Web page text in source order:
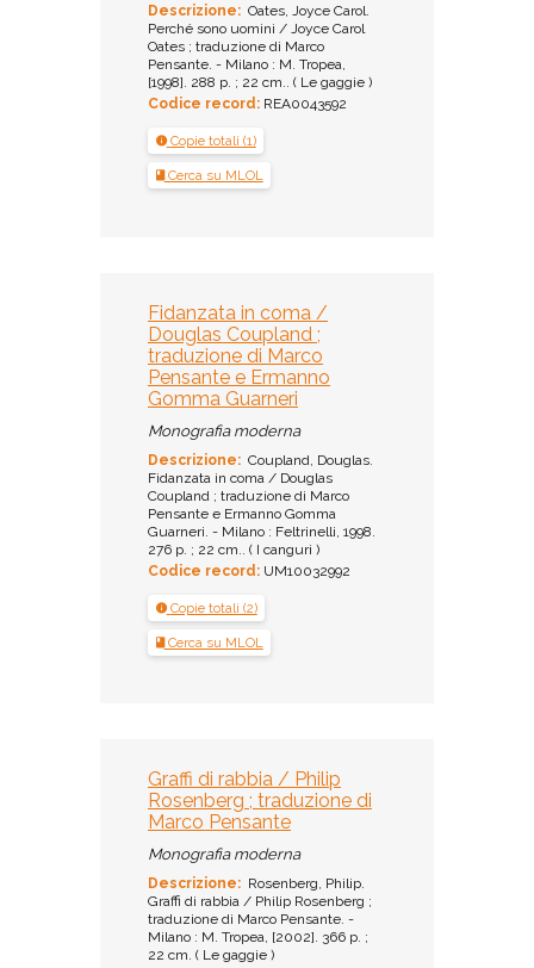
Descrizione: Oates, Joyce Carol.
Perché sono uomini / Joyce Carol
Oates ; traduzione di Marco
Pensante. - Milano : M. Tropea,
[1998]. 288 p. ; 22 cm.. ( Le gaggie )
Codice record: REA0043592
Copie totali (1)
Cerca su MLOL
Fidanzata in coma /
Douglas Coupland ;
traduzione di Marco
Pensante e Ermanno
Gomma Guarneri
Monografia moderna
Descrizione: Coupland, Douglas.
Fidanzata in coma / Douglas
Coupland ; traduzione di Marco
Pensante e Ermanno Gomma
Guarneri. - Milano : Feltrinelli, 1998.
276 p. ; 22 cm.. ( I canguri )
Codice record: UM10032992
Copie totali (2)
Cerca su MLOL
Graffi di rabbia / Philip
Rosenberg ; traduzione di
Marco Pensante
Monografia moderna
Descrizione: Rosenberg, Philip.
Graffi di rabbia / Philip Rosenberg ;
traduzione di Marco Pensante. -
Milano : M. Tropea, [2002]. 366 p. ;
22 cm. ( Le gaggie )